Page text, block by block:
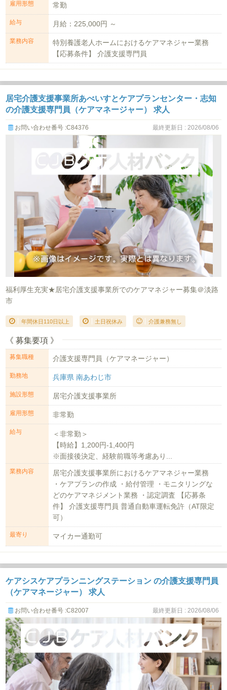
雇用形態 常勤
給与 月給：225,000円 ～
業務内容
特別養護老人ホームにおけるケアマネジャー業務
【応募条件】 介護支援専門員
居宅介護支援事業所あべいすとケアプランセンター・志知
の介護支援専門員（ケアマネージャー） 求人
お問い合わせ番号 :C84376 最終更新日 : 2026/08/06
福利厚生充実★居宅介護支援事業所でのケアマネジャー募集＠淡路
市
年間休日110日以上 土日祝休み 介護兼務無し
《 募集要項 》
募集職種 介護支援専門員（ケアマネージャー）
勤務地 兵庫県 南あわじ市
施設形態 居宅介護支援事業所
雇用形態 非常勤
給与
＜非常勤＞
【時給】1,200円-1,400円
※面接後決定、経験前職等考慮あり...
業務内容
居宅介護支援事業所におけるケアマネジャー業務
・ケアプランの作成 ・給付管理 ・モニタリングな
どのケアマネジメント業務 ・認定調査 【応募条
件】 介護支援専門員 普通自動車運転免許（AT限定
可）
最寄り マイカー通勤可
ケアシスケアプランニングステーション の介護支援専門員
（ケアマネージャー） 求人
お問い合わせ番号 :C82007 最終更新日 : 2026/08/06